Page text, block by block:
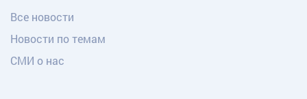
Все новости
Новости по темам
СМИ о нас